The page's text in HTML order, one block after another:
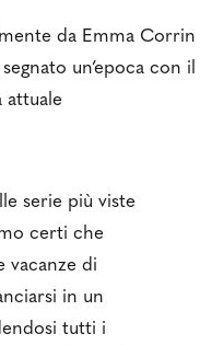
da Emma Corrin
un’epoca con il
attuale
serie più viste
certi che
vacanze di
in un
tutti i